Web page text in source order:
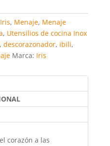
er
e
st
m
p
ar
Iris, Menaje, Menaje
, Utensilios de cocina Inox
, descorazonador, ibili,
Marca: Iris
corazón a las